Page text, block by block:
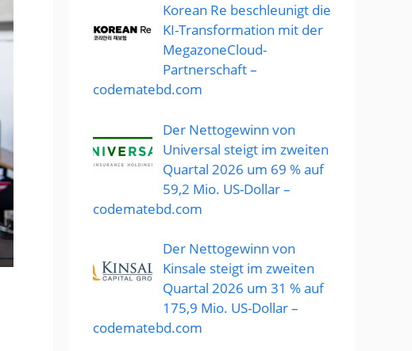
Korean Re beschleunigt die
KI-Transformation mit der
MegazoneCloud-
Partnerschaft –
codematebd.com
Der Nettogewinn von
Universal steigt im zweiten
Quartal 2026 um 69 % auf
59,2 Mio. US-Dollar –
codematebd.com
Der Nettogewinn von
Kinsale steigt im zweiten
Quartal 2026 um 31 % auf
175,9 Mio. US-Dollar –
codematebd.com